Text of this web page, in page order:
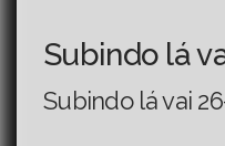
Subindo lá
Subindo lá vai